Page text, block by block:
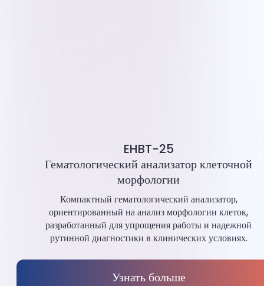
EHBT-25
Гематологический анализатор клеточной
морфологии
Компактный гематологический анализатор,
ориентированный на анализ морфологии клеток,
разработанный для упрощения работы и надежной
рутинной диагностики в клинических условиях.
Узнать больше